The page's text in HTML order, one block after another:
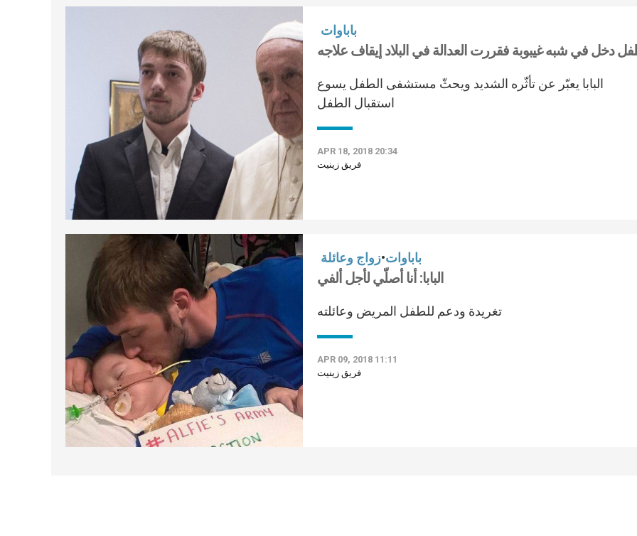
باباوات
دخل في شبه غيبوبة فقررت العدالة في البلاد إيقاف علاجه
البابا يعبّر عن تأثّره الشديد ويحثّ مستشفى الطفل يسوع
استقبال الطفل
APR 18, 2018 20:34
فريق زينيت
باباوات•زواج وعائلة
البابا: أنا أصلّي لأجل ألفي
تغريدة ودعم للطفل المريض وعائلته
APR 09, 2018 11:11
فريق زينيت